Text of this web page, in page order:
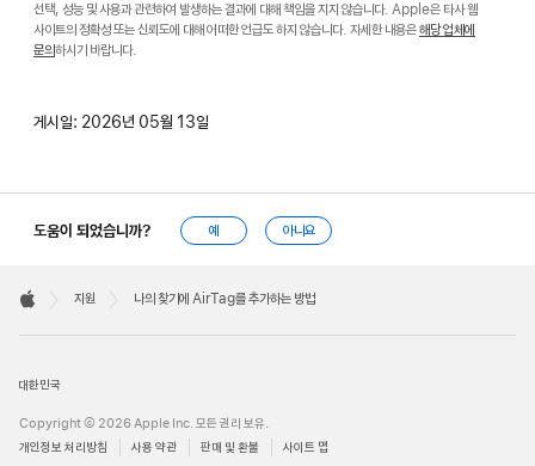
선택, 성능 및 사용과 관련하여 발생하는 결과에 대해 책임을 지지 않습니다. Apple은 타사 웹
사이트의 정확성 또는 신뢰도에 대해 어떠한 언급도 하지 않습니다. 자세한 내용은해당 업체에
문의하시기 바랍니다.
게시일: 2026년 05월 13일
도움이 되었습니까? 예 아니요
Footer

지원 나의 찾기에 AirTag를 추가하는 방법
대한민국
Copyright © 2026 Apple Inc. 모든 권리 보유.
개인정보 처리방침
사용 약관 판매 및 환불 사이트 맵